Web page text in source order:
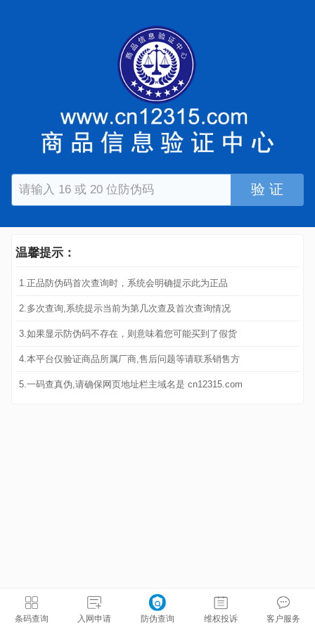
验 证
温馨提示：
1.正品防伪码首次查询时，系统会明确提示此为正品
2.多次查询,系统提示当前为第几次查及首次查询情况
3.如果显示防伪码不存在，则意味着您可能买到了假货
4.本平台仅验证商品所属厂商,售后问题等请联系销售方
5.一码查真伪,请确保网页地址栏主域名是 cn12315.com
条码查询 入网申请 防伪查询 维权投诉 客户服务